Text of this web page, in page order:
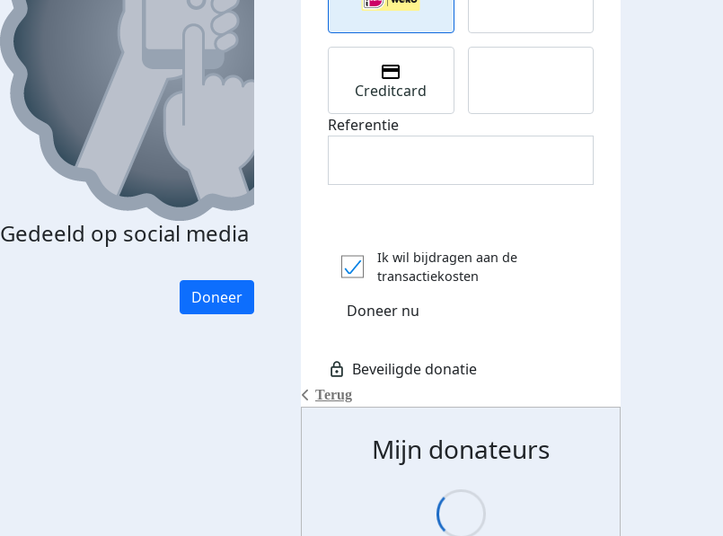
Gedeeld op social media
Doneer
Terug
Creditcard
Referentie
Ik wil bijdragen aan de
transactiekosten
Doneer nu
Mijn donateurs